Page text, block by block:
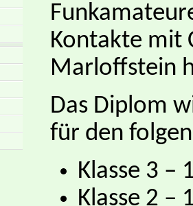
Kontakte mit
Marloffstein
Das Diplom
für den
Klasse 3 –
Klasse 2 –